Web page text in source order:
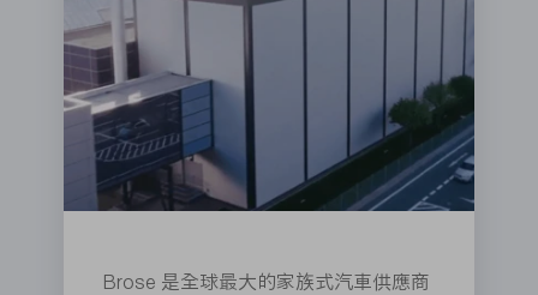
Brose 是全球最大的家族式汽車供應商